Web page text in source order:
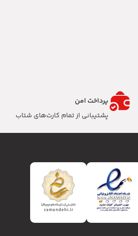
پرداخت امن
پشتیبانی از تمام کارت‌های شتاب